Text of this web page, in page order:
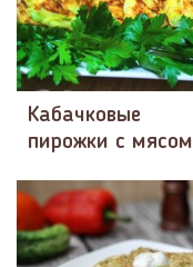
Кабачковые
пирожки с мясом